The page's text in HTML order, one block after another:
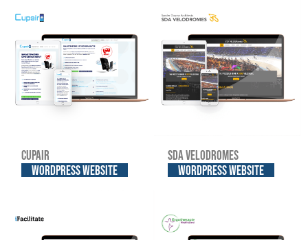
Cupair
WordPress website
SDA Velodromes
WordPress website